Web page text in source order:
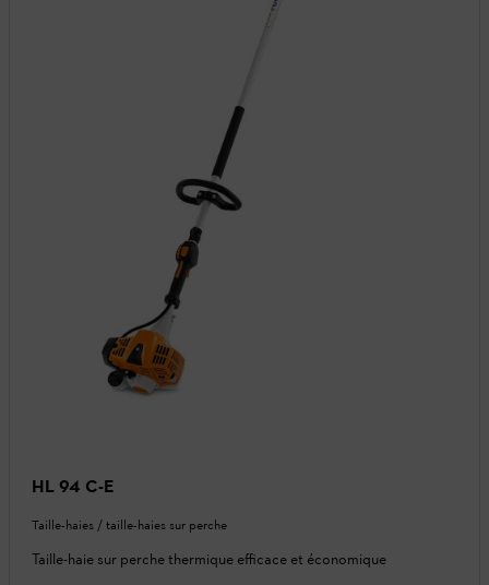
HL 94 C-E
Taille-haies / taille-haies sur perche
Taille-haie sur perche thermique efficace et économique